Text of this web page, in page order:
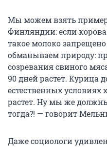
Мы можем взять
Финляндии: если
такое молоко
обманываем природу:
созревания свиного
90 дней растет. Курица
естественных условиях
растет. Ну мы же
тогда?! — говорит
Даже социологи